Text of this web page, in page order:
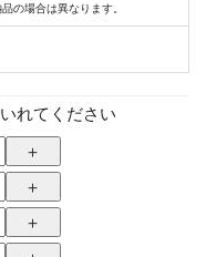
の場合は異なります。
れてください